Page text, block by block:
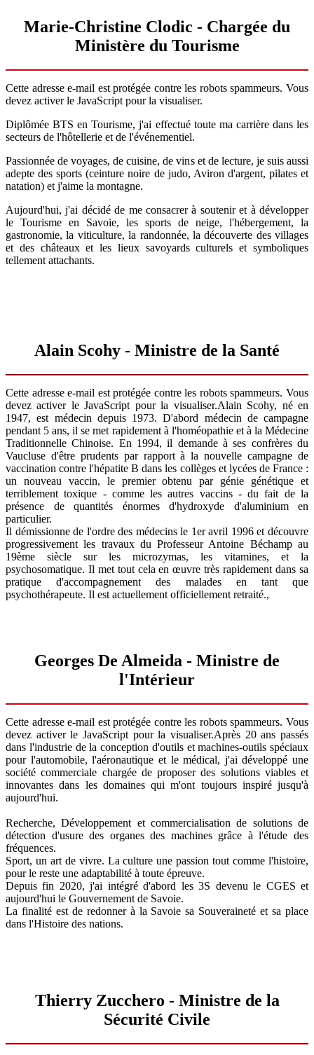
Marie-Christine Clodic - Chargée du
Ministère du Tourisme
Cette adresse e-mail est protégée contre les robots spammeurs. Vous
devez activer le JavaScript pour la visualiser.
Diplômée BTS en Tourisme, j'ai effectué toute ma carrière dans les
secteurs de l'hôtellerie et de l'événementiel.
Passionnée de voyages, de cuisine, de vins et de lecture, je suis aussi
adepte des sports (ceinture noire de judo, Aviron d'argent, pilates et
natation) et j'aime la montagne.
Aujourd'hui, j'ai décidé de me consacrer à soutenir et à développer
le Tourisme en Savoie, les sports de neige, l'hébergement, la
gastronomie, la viticulture, la randonnée, la découverte des villages
et des châteaux et les lieux savoyards culturels et symboliques
tellement attachants.
Alain Scohy - Ministre de la Santé
Cette adresse e-mail est protégée contre les robots spammeurs. Vous
devez activer le JavaScript pour la visualiser.Alain Scohy, né en
1947, est médecin depuis 1973. D'abord médecin de campagne
pendant 5 ans, il se met rapidement à l'homéopathie et à la Médecine
Traditionnelle Chinoise. En 1994, il demande à ses confrères du
Vaucluse d'être prudents par rapport à la nouvelle campagne de
vaccination contre l'hépatite B dans les collèges et lycées de France :
un nouveau vaccin, le premier obtenu par génie génétique et
terriblement toxique - comme les autres vaccins - du fait de la
présence de quantités énormes d'hydroxyde d'aluminium en
particulier.
Il démissionne de l'ordre des médecins le 1er avril 1996 et découvre
progressivement les travaux du Professeur Antoine Béchamp au
19ème siècle sur les microzymas, les vitamines, et la
psychosomatique. Il met tout cela en œuvre très rapidement dans sa
pratique d'accompagnement des malades en tant que
psychothérapeute. Il est actuellement officiellement retraité.,
Georges De Almeida - Ministre de
l'Intérieur
Cette adresse e-mail est protégée contre les robots spammeurs. Vous
devez activer le JavaScript pour la visualiser.Après 20 ans passés
dans l'industrie de la conception d'outils et machines-outils spéciaux
pour l'automobile, l'aéronautique et le médical, j'ai développé une
société commerciale chargée de proposer des solutions viables et
innovantes dans les domaines qui m'ont toujours inspiré jusqu'à
aujourd'hui.
Recherche, Développement et commercialisation de solutions de
détection d'usure des organes des machines grâce à l'étude des
fréquences.
Sport, un art de vivre. La culture une passion tout comme l'histoire,
pour le reste une adaptabilité à toute épreuve.
Depuis fin 2020, j'ai intégré d'abord les 3S devenu le CGES et
aujourd'hui le Gouvernement de Savoie.
La finalité est de redonner à la Savoie sa Souveraineté et sa place
dans l'Histoire des nations.
Thierry Zucchero - Ministre de la
Sécurité Civile